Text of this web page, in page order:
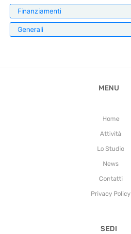
Finanziamenti
Generali
MENU
Home
Attività
Lo Studio
News
Contatti
Privacy Policy
SEDI